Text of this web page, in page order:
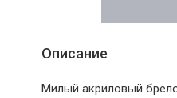
Описание
Милый акриловый